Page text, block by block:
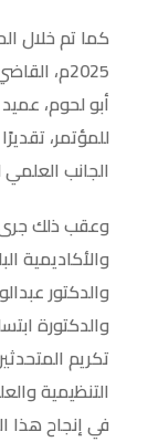
2025م،
أبو لحوم،
للمؤتمر،
الجانب
وعقب ذلك
والأكاديمية
والدكتور
والدكتورة
تكريم
التنظيمية
في إنجاح هذا